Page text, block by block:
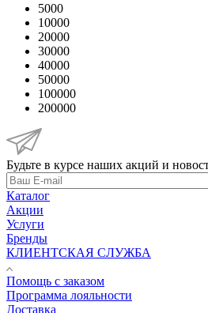
5000
10000
20000
30000
40000
50000
100000
200000
Будьте в курсе наших акций и
Каталог
Акции
Услуги
Бренды
КЛИЕНТСКАЯ СЛУЖБА
Помощь с заказом
Программа лояльности
Доставка